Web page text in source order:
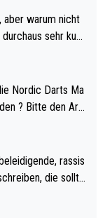
aber warum nicht
des Weltmei
Archie Self letzt
durch
sich das (in Ve
PDC-WM als Zi
? Bitte den Arti
rassis
die sollte
mich: Luke Little